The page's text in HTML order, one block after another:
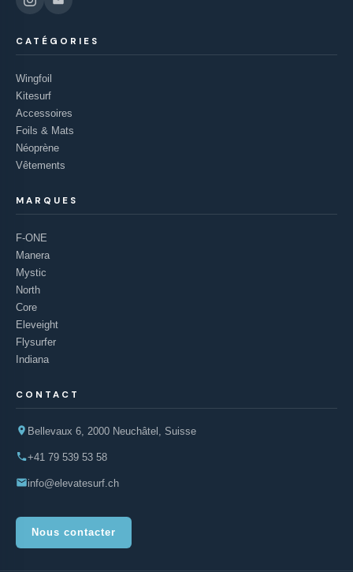
CATÉGORIES
Wingfoil
Kitesurf
Accessoires
Foils & Mats
Néoprène
Vêtements
MARQUES
F-ONE
Manera
Mystic
North
Core
Eleveight
Flysurfer
Indiana
CONTACT
Bellevaux 6, 2000 Neuchâtel, Suisse
+41 79 539 53 58
info@elevatesurf.ch
Nous contacter